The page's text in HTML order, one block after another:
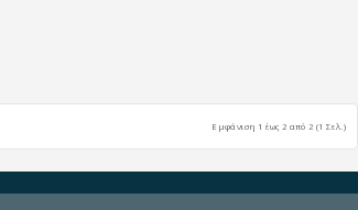
Εμφάνιση 1 έως 2 από 2 (1 Σελ.)